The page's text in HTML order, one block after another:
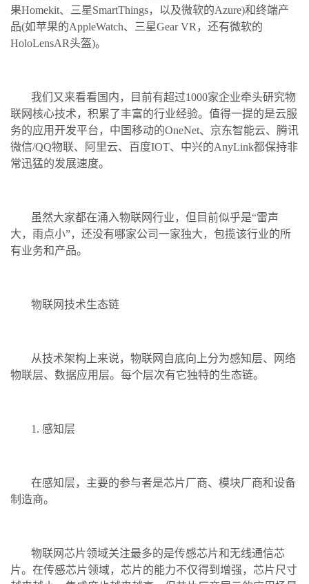
果Homekit、三星SmartThings，以及微软的Azure)和终端产
品(如苹果的AppleWatch、三星Gear VR，还有微软的
HoloLensAR头盔)。
我们又来看看国内，目前有超过1000家企业牵头研究物
联网核心技术，积累了丰富的行业经验。值得一提的是云服
务的应用开发平台，中国移动的OneNet、京东智能云、腾讯
微信/QQ物联、阿里云、百度IOT、中兴的AnyLink都保持非
常迅猛的发展速度。
虽然大家都在涌入物联网行业，但目前似乎是“雷声
大，雨点小”，还没有哪家公司一家独大，包揽该行业的所
有业务和产品。
物联网技术生态链
从技术架构上来说，物联网自底向上分为感知层、网络
物联层、数据应用层。每个层次有它独特的生态链。
1. 感知层
在感知层，主要的参与者是芯片厂商、模块厂商和设备
制造商。
物联网芯片领域关注最多的是传感芯片和无线通信芯
片。在传感芯片领域，芯片的能力不仅得到增强，芯片尺寸